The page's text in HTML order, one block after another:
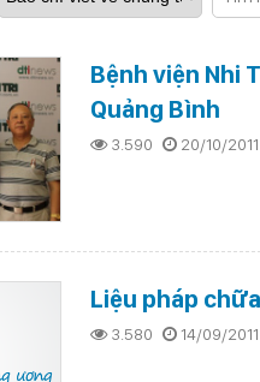
Bệnh viện Nhi
Quảng Bình
3.590 20/10/2011
Liệu pháp
3.580 14/09/2011